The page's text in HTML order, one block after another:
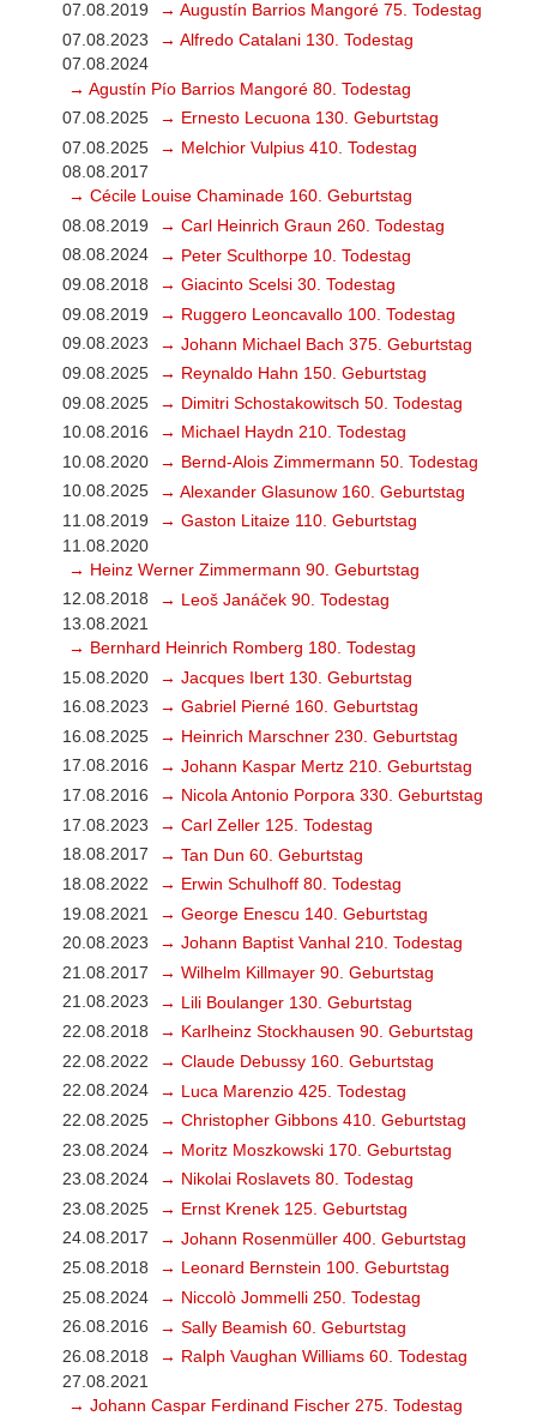
07.08.2019
→ Augustín Barrios Mangoré 75. Todestag
07.08.2023
→ Alfredo Catalani 130. Todestag
07.08.2024
→ Agustín Pío Barrios Mangoré 80. Todestag
07.08.2025
→ Ernesto Lecuona 130. Geburtstag
07.08.2025
→ Melchior Vulpius 410. Todestag
08.08.2017
→ Cécile Louise Chaminade 160. Geburtstag
08.08.2019
→ Carl Heinrich Graun 260. Todestag
08.08.2024
→ Peter Sculthorpe 10. Todestag
09.08.2018
→ Giacinto Scelsi 30. Todestag
09.08.2019
→ Ruggero Leoncavallo 100. Todestag
09.08.2023
→ Johann Michael Bach 375. Geburtstag
09.08.2025
→ Reynaldo Hahn 150. Geburtstag
09.08.2025
→ Dimitri Schostakowitsch 50. Todestag
10.08.2016
→ Michael Haydn 210. Todestag
10.08.2020
→ Bernd-Alois Zimmermann 50. Todestag
10.08.2025
→ Alexander Glasunow 160. Geburtstag
11.08.2019
→ Gaston Litaize 110. Geburtstag
11.08.2020
→ Heinz Werner Zimmermann 90. Geburtstag
12.08.2018
→ Leoš Janáček 90. Todestag
13.08.2021
→ Bernhard Heinrich Romberg 180. Todestag
15.08.2020
→ Jacques Ibert 130. Geburtstag
16.08.2023
→ Gabriel Pierné 160. Geburtstag
16.08.2025
→ Heinrich Marschner 230. Geburtstag
17.08.2016
→ Johann Kaspar Mertz 210. Geburtstag
17.08.2016
→ Nicola Antonio Porpora 330. Geburtstag
17.08.2023
→ Carl Zeller 125. Todestag
18.08.2017
→ Tan Dun 60. Geburtstag
18.08.2022
→ Erwin Schulhoff 80. Todestag
19.08.2021
→ George Enescu 140. Geburtstag
20.08.2023
→ Johann Baptist Vanhal 210. Todestag
21.08.2017
→ Wilhelm Killmayer 90. Geburtstag
21.08.2023
→ Lili Boulanger 130. Geburtstag
22.08.2018
→ Karlheinz Stockhausen 90. Geburtstag
22.08.2022
→ Claude Debussy 160. Geburtstag
22.08.2024
→ Luca Marenzio 425. Todestag
22.08.2025
→ Christopher Gibbons 410. Geburtstag
23.08.2024
→ Moritz Moszkowski 170. Geburtstag
23.08.2024
→ Nikolai Roslavets 80. Todestag
23.08.2025
→ Ernst Krenek 125. Geburtstag
24.08.2017
→ Johann Rosenmüller 400. Geburtstag
25.08.2018
→ Leonard Bernstein 100. Geburtstag
25.08.2024
→ Niccolò Jommelli 250. Todestag
26.08.2016
→ Sally Beamish 60. Geburtstag
26.08.2018
→ Ralph Vaughan Williams 60. Todestag
27.08.2021
→ Johann Caspar Ferdinand Fischer 275. Todestag